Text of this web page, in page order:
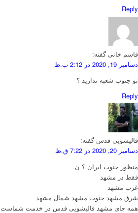
Reply
قاسم خانی گفته:
دسامبر 19, 2020 در 2:12 ب.ظ
تو جنوب شعبه ندارید ؟
Reply
قالیشویی قدس گفته:
دسامبر 20, 2020 در 7:22 ق.ظ
منظور جنوب ایران ؟ ن
فقط در مشهد
غرب مشهد
شرق مشهد جنوب مشهد شمال مشهد
همه جای مشهد قالیشویی قدس در خدمت شماست